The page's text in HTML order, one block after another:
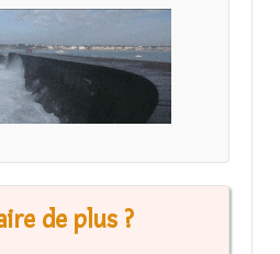
de plus ?